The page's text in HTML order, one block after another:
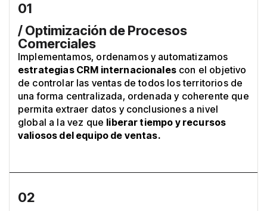
01
/ Optimización de Procesos
Comerciales
Implementamos, ordenamos y automatizamos
estrategias CRM internacionalescon el objetivo
de controlar las ventas de todos los territorios de
una forma centralizada, ordenada y coherente que
permita extraer datos y conclusiones a nivel
global a la vez que liberar tiempo y recursos
valiosos del equipo de ventas.
02